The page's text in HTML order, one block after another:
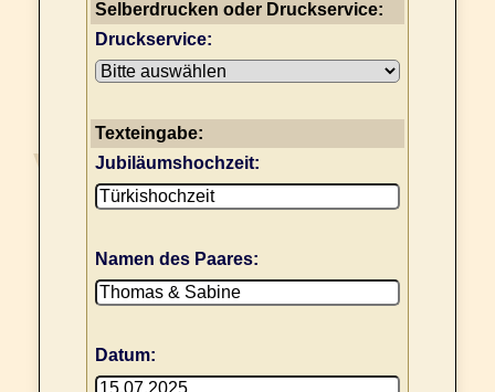
Selberdrucken oder Druckservice:
Druckservice:
Texteingabe:
Jubiläumshochzeit:
Namen des Paares:
Datum: